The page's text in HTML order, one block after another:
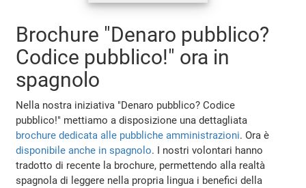
Brochure "Denaro pubblico?
Codice pubblico!" ora in
spagnolo
Nella nostra iniziativa "Denaro pubblico? Codice
pubblico!" mettiamo a disposizione una dettagliata
brochure dedicata alle pubbliche amministrazioni. Ora è
disponibile anche in spagnolo. I nostri volontari hanno
tradotto di recente la brochure, permettendo alla realtà
spagnola di leggere nella propria lingua i benefici della